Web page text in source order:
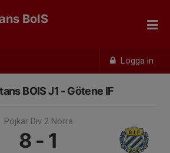
Logga in
BoIS
BOIS J1 - Götene IF
Pojkar Div 2 Norra
8 - 1